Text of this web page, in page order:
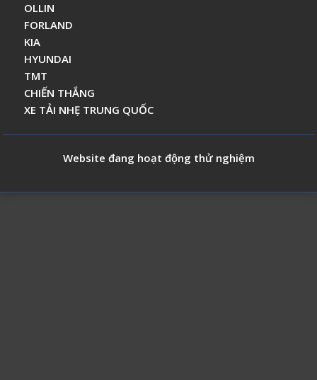
OLLIN
FORLAND
KIA
HYUNDAI
TMT
CHIẾN THẮNG
XE TẢI NHẸ TRUNG QUỐC
Website đang hoạt động thử nghiệm